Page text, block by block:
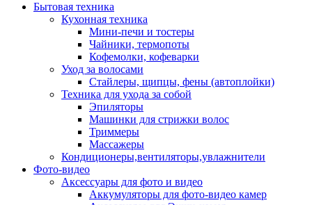
Бытовая техника
Кухонная техника
Мини-печи и тостеры
Чайники, термопоты
Кофемолки, кофеварки
Уход за волосами
Стайлеры, щипцы, фены (автоплойки)
Техника для ухода за собой
Эпиляторы
Машинки для стрижки волос
Триммеры
Массажеры
Кондиционеры,вентиляторы,увлажнители
Фото-видео
Аксессуары для фото и видео
Аккумуляторы для фото-видео камер